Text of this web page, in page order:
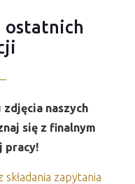
ostatnich
naszych
się z finalnym
pracy!
zapytania